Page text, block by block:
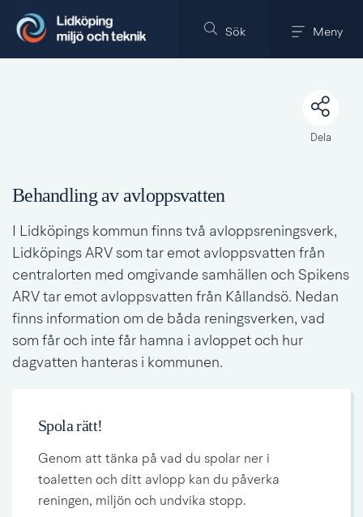
Sök Meny
Dela
Behandling av avloppsvatten
I Lidköpings kommun finns två avloppsreningsverk,
Lidköpings ARV som tar emot avloppsvatten från
centralorten med omgivande samhällen och Spikens
ARV tar emot avloppsvatten från Kållandsö. Nedan
finns information om de båda reningsverken, vad
som får och inte får hamna i avloppet och hur
dagvatten hanteras i kommunen.
Spola rätt!
Genom att tänka på vad du spolar ner i
toaletten och ditt avlopp kan du påverka
reningen, miljön och undvika stopp.